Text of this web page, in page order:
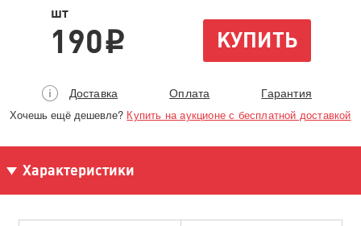
шт
190i КУПИТЬ
Доставка Оплата Гарантия
Хочешь ещё дешевле? Купить на аукционе с бесплатной доставкой
Характеристики